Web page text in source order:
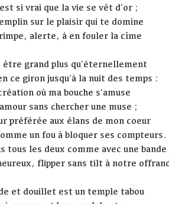
si vrai que la vie se vêt d'or ;
sur le plaisir qui te domine
alerte, à en fouler la cîme
être grand plus qu'éternellement
ce giron jusqu'à la nuit des temps :
où ma bouche s'amuse
sans chercher une muse ;
préférée aux élans de mon coeur
un fou à bloquer ses compteurs.
tous les deux comme avec une bande
flipper sans tilt à notre
et douillet est un temple tabou